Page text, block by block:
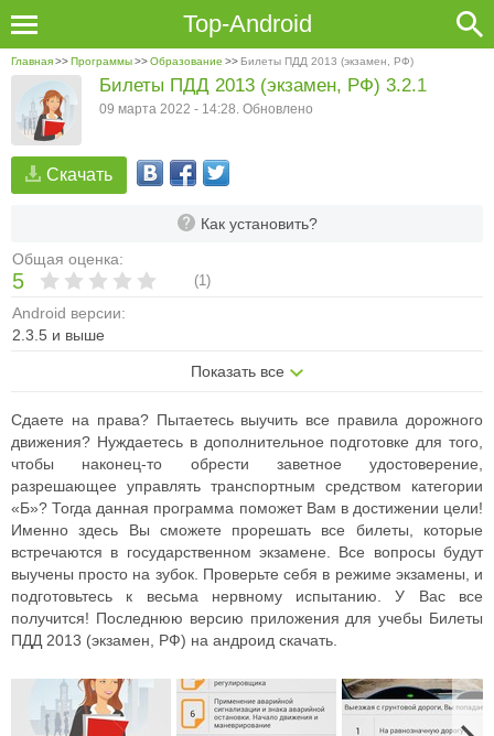
Top-Android
Главная>>Программы>>Образование >> Билеты ПДД 2013 (экзамен, РФ)
Скачать
Как установить?
Общая оценка:
5 (1)
Android версии:
2.3.5 и выше
Показать все
Билеты ПДД 2013 (экзамен, РФ) 3.2.1
09 марта 2022 - 14:28. Обновлено
Сдаете на права? Пытаетесь выучить все правила дорожного
движения? Нуждаетесь в дополнительное подготовке для того,
чтобы наконец-то обрести заветное удостоверение,
разрешающее управлять транспортным средством категории
«Б»? Тогда данная программа поможет Вам в достижении цели!
Именно здесь Вы сможете прорешать все билеты, которые
встречаются в государственном экзамене. Все вопросы будут
выучены просто на зубок. Проверьте себя в режиме экзамены, и
подготовьтесь к весьма нервному испытанию. У Вас все
получится! Последнюю версию приложения для учебы Билеты
ПДД 2013 (экзамен, РФ) на андроид скачать.